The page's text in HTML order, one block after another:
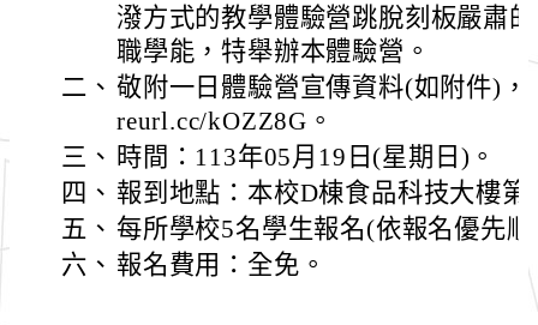
潑方式的教學體驗營跳脫刻板嚴肅
職學能，特舉辦本體驗營。
二、 敬附一日體驗營宣傳資料(如附件)
reurl.cc/kOZZ8G。
三、 時間：113年05月19日(星期日)。
四、 報到地點：本校D棟食品科技大樓第
五、 每所學校5名學生報名(依報名優先
六、 報名費用：全免。